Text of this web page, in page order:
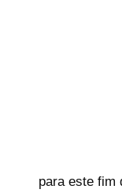
para este fim